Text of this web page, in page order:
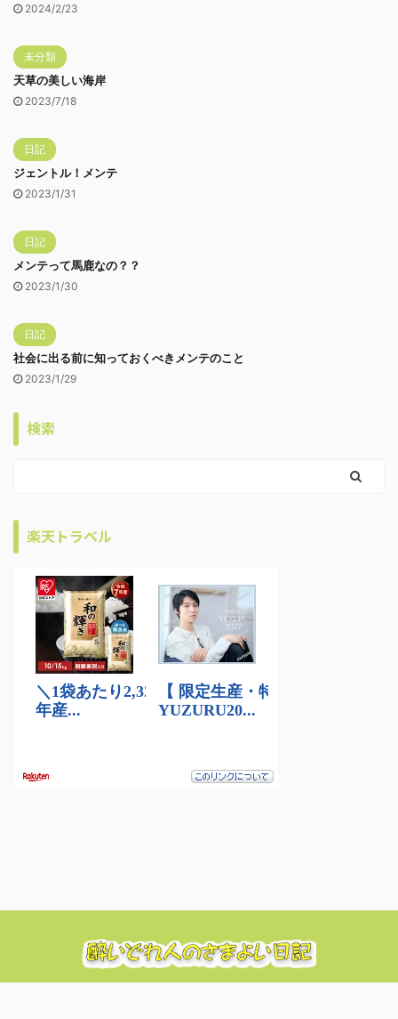
2024/2/23
未分類
天草の美しい海岸
2023/7/18
日記
ジェントル！メンテ
2023/1/31
日記
メンテって馬鹿なの？？
2023/1/30
日記
社会に出る前に知っておくべきメンテのこと
2023/1/29
検索
楽天トラベル